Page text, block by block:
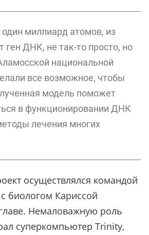
миллиард атомов, из
ген ДНК, не так-то просто, но
национальной
все возможное, чтобы
модель поможет
в функционировании ДНК
лечения многих
осуществлялся командой
биологом Кариссой
Немаловажную роль
суперкомпьютер Trinity,